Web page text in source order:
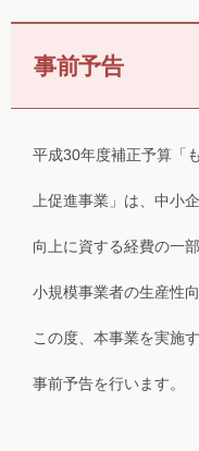
事前予告
平成30年度補正予算「
上促進事業」は、中小
向上に資する経費の一
小規模事業者の生産性
この度、本事業を実施
事前予告を行います。